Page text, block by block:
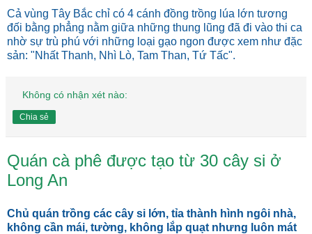
Cả vùng Tây Bắc chỉ có 4 cánh đồng trồng lúa lớn tương
đối bằng phẳng nằm giữa những thung lũng đã đi vào thi ca
nhờ sự trù phú với những loại gạo ngon được xem như đặc
sản: "Nhất Thanh, Nhì Lò, Tam Than, Tứ Tấc".
Không có nhận xét nào:
Chia sẻ
Quán cà phê được tạo từ 30 cây si ở
Long An
Chủ quán trồng các cây si lớn, tỉa thành hình ngôi nhà,
không cần mái, tường, không lắp quạt nhưng luôn mát